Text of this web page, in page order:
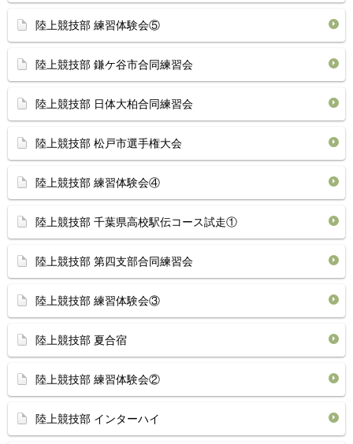
陸上競技部 練習体験会⑤
陸上競技部 鎌ケ谷市合同練習会
陸上競技部 日体大柏合同練習会
陸上競技部 松戸市選手権大会
陸上競技部 練習体験会④
陸上競技部 千葉県高校駅伝コース試走①
陸上競技部 第四支部合同練習会
陸上競技部 練習体験会③
陸上競技部 夏合宿
陸上競技部 練習体験会②
陸上競技部 インターハイ